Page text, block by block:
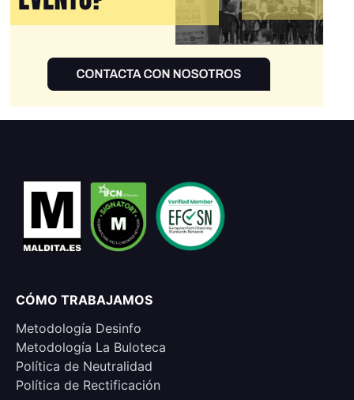
CÓMO TRABAJAMOS
Metodología Desinfo
Metodología La Buloteca
Política de Neutralidad
Política de Rectificación